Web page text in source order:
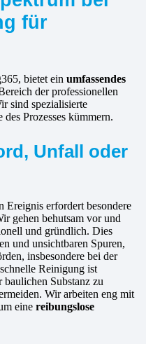
für
bietet ein umfassendes
der professionellen
sind spezialisierte
Prozesses kümmern.
Unfall oder
Ereignis erfordert besondere
gehen behutsam vor und
und gründlich. Dies
und unsichtbaren Spuren,
insbesondere bei der
Reinigung ist
baulichen Substanz zu
Wir arbeiten eng mit
eine reibungslose